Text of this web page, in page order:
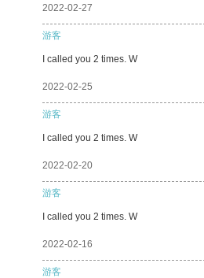
2022-02-27
游客
I called you 2 times. W
2022-02-25
游客
I called you 2 times. W
2022-02-20
游客
I called you 2 times. W
2022-02-16
游客